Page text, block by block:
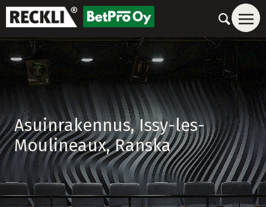
Asuinrakennus, Issy-les-
Moulineaux, Ranska